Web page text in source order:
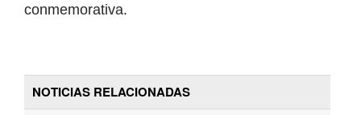
conmemorativa.
NOTICIAS RELACIONADAS